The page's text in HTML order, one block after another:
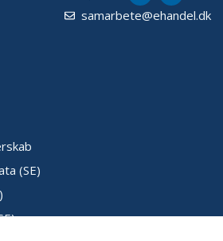
samarbete@ehandel.dk
(SE)